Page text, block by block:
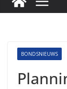
BONDSNIEUWS